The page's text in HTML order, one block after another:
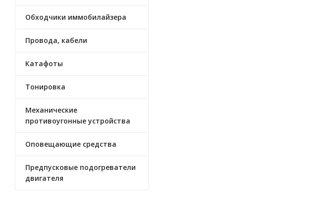
Обходчики иммобилайзера
Провода, кабели
Катафоты
Тонировка
Механические
противоугонные устройства
Оповещающие средства
Предпусковые подогреватели
двигателя